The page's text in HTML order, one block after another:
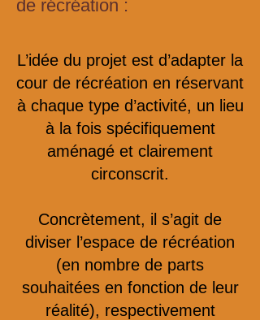
de récréation :
L’idée du projet est d’adapter la
cour de récréation en réservant
à chaque type d’activité, un lieu
à la fois spécifiquement
aménagé et clairement
circonscrit.
Concrètement, il s’agit de
diviser l’espace de récréation
(en nombre de parts
souhaitées en fonction de leur
réalité), respectivement